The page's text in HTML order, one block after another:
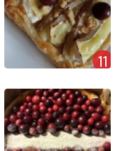
11